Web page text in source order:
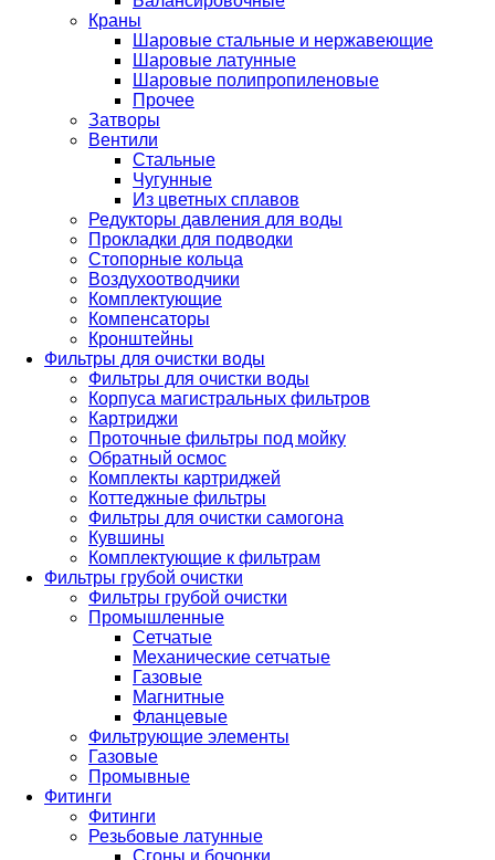
Краны
Шаровые стальные и нержавеющие
Шаровые латунные
Шаровые полипропиленовые
Прочее
Затворы
Вентили
Стальные
Чугунные
Из цветных сплавов
Редукторы давления для воды
Прокладки для подводки
Стопорные кольца
Воздухоотводчики
Комплектующие
Компенсаторы
Кронштейны
Фильтры для очистки воды
Фильтры для очистки воды
Корпуса магистральных фильтров
Картриджи
Проточные фильтры под мойку
Обратный осмос
Комплекты картриджей
Коттеджные фильтры
Фильтры для очистки самогона
Кувшины
Комплектующие к фильтрам
Фильтры грубой очистки
Фильтры грубой очистки
Промышленные
Сетчатые
Механические сетчатые
Газовые
Магнитные
Фланцевые
Фильтрующие элементы
Газовые
Промывные
Фитинги
Фитинги
Резьбовые латунные